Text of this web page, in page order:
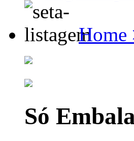
Home
Só